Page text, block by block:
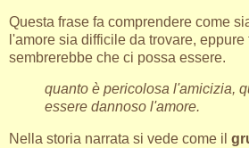
Questa frase fa comprendere come
l'amore sia difficile da trovare, eppure
sembrerebbe che ci possa essere.
quanto è pericolosa l'amicizia,
essere dannoso l'amore.
Nella storia narrata si vede come il